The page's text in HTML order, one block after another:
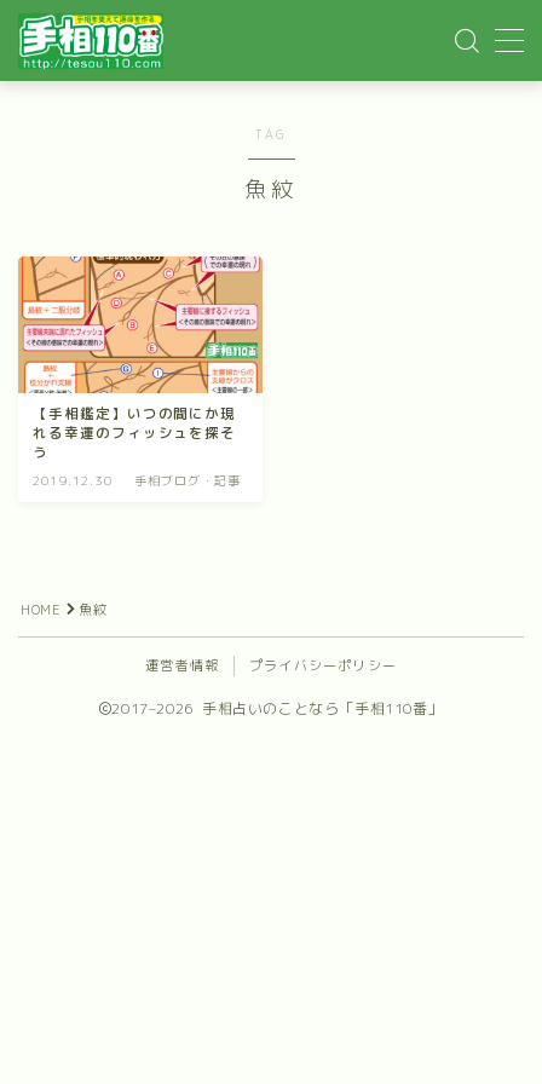
MENU
手相鑑定
手相講座
イベント依頼
お問合せ
TAG
魚紋
【手相鑑定】いつの間にか現
れる幸運のフィッシュを探そ
う
2019.12.30 手相ブログ・記事
HOME 魚紋
運営者情報 プライバシーポリシー
2017–2026 手相占いのことなら「手相110番」